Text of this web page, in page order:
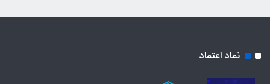
نماد اعتماد